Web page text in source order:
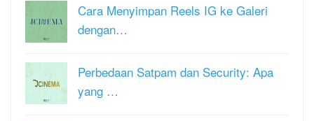
Cara Menyimpan Reels IG ke Galeri
dengan…
Perbedaan Satpam dan Security: Apa
yang …